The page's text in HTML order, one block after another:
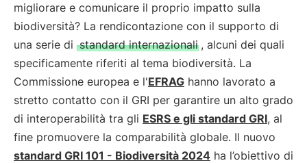
migliorare e comunicare il proprio impatto sulla
biodiversità? La rendicontazione con il supporto di
una serie di standard internazionali , alcuni dei quali
specificamente riferiti al tema biodiversità. La
Commissione europea e l'EFRAG hanno lavorato a
stretto contatto con il GRI per garantire un alto grado
di interoperabilità tra gli ESRS e gli standard GRI, al
fine promuovere la comparabilità globale. Il nuovo
standard GRI 101 - Biodiversità 2024 ha l’obiettivo di